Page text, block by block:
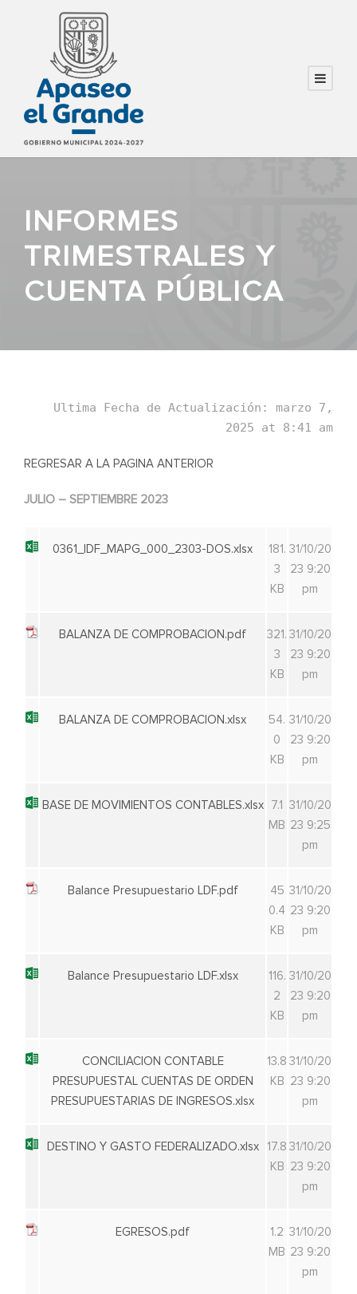
INFORMES
TRIMESTRALES Y
CUENTA PÚBLICA
Ultima Fecha de Actualización: marzo 7,
2025 at 8:41 am
REGRESAR A LA PAGINA ANTERIOR
JULIO – SEPTIEMBRE 2023
0361_IDF_MAPG_000_2303-DOS.xlsx
181.
3
KB
31/10/20
23 9:20
pm
BALANZA DE COMPROBACION.pdf
321.
3
KB
31/10/20
23 9:20
pm
BALANZA DE COMPROBACION.xlsx
54.
0
KB
31/10/20
23 9:20
pm
BASE DE MOVIMIENTOS CONTABLES.xlsx
7.1
MB
31/10/20
23 9:25
pm
Balance Presupuestario LDF.pdf
45
0.4
KB
31/10/20
23 9:20
pm
Balance Presupuestario LDF.xlsx
116.
2
KB
31/10/20
23 9:20
pm
CONCILIACION CONTABLE
PRESUPUESTAL CUENTAS DE ORDEN
PRESUPUESTARIAS DE INGRESOS.xlsx
13.8
KB
31/10/20
23 9:20
pm
DESTINO Y GASTO FEDERALIZADO.xlsx
17.8
KB
31/10/20
23 9:20
pm
EGRESOS.pdf
1.2
MB
31/10/20
23 9:20
pm